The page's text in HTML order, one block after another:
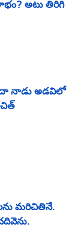
అటు తిరిగి
నాడు అడవిలో
మరిచితినే.